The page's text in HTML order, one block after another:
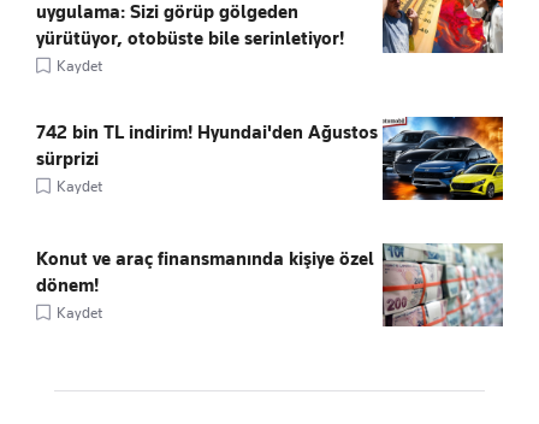
uygulama: Sizi görüp gölgeden
yürütüyor, otobüste bile serinletiyor!
Kaydet
742 bin TL indirim! Hyundai'den Ağustos
sürprizi
Kaydet
Konut ve araç finansmanında kişiye özel
dönem!
Kaydet